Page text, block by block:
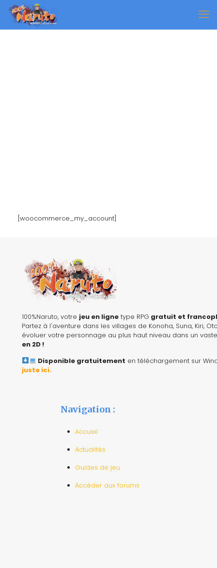
[woocommerce_my_account]
100%Naruto, votre jeu en ligne type RPG gratuit et
Partez à l'aventure dans les villages de Konoha, Suna, Kiri,
évoluer votre personnage au plus haut niveau dans un
en 2D !
Disponible gratuitement en téléchargement sur
juste ici.
Navigation :
Accueil
Actualités
Guides de jeu
Accéder aux forums